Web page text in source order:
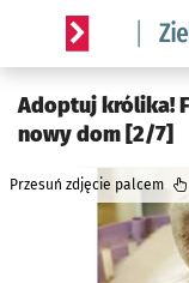
Serwis
Adoptuj królika!
nowy dom [2/7]
Przesuń zdjęcie palcem